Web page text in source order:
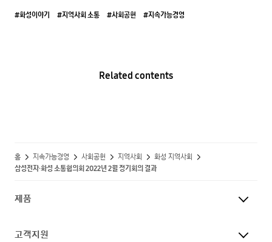
#화성이야기 #지역사회 소통 #사회공헌 #지속가능경영
Related contents
홈 지속가능경영 사회공헌 지역사회
화성 지역사회
삼성전자·화성 소통협의회 2022년 2월 정기회의 결과
제품
고객지원